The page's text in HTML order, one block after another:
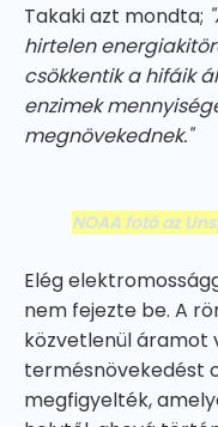
Takaki azt mondta;
hirtelen
csökkentik a hifáik
enzimek
megnövekednek."
NOAA fotó az
Elég
nem fejezte be. A
közvetlenül
termésnövekedést
megfigyelték,